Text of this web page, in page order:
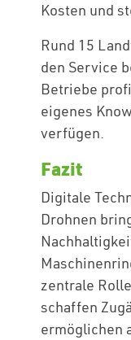
Kosten und
Rund 15
den Service
Betriebe
eigenes
verfügen.
Fazit
Digitale
Drohnen
zentrale
schaffen
ermöglichen